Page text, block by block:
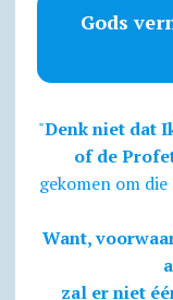
Gods
"Denk niet dat
of de
gekomen om die
Want,
zal er niet